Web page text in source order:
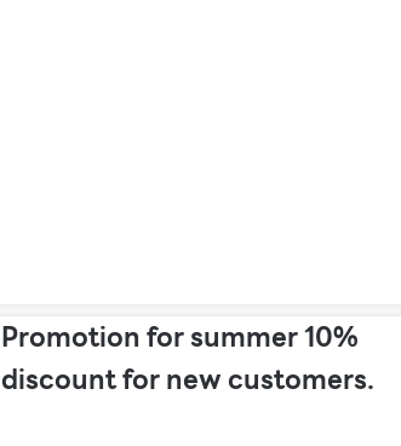
Promotion for summer 10%
discount for new customers.